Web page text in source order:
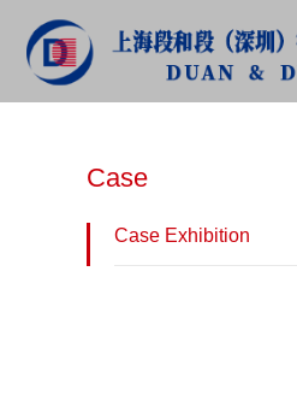
CASE
Case
Case Exhibition